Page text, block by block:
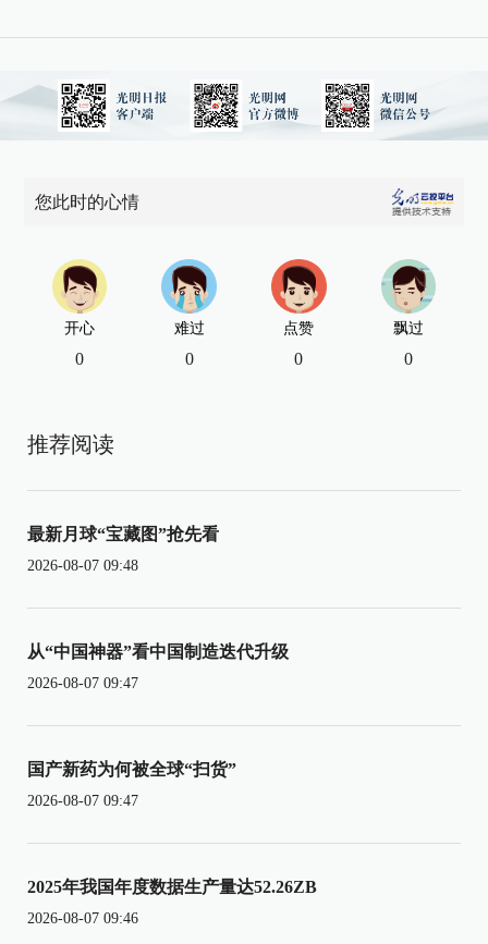
您此时的心情
开心
0
难过
0
点赞
0
飘过
0
推荐阅读
最新月球“宝藏图”抢先看
2026-08-07 09:48
从“中国神器”看中国制造迭代升级
2026-08-07 09:47
国产新药为何被全球“扫货”
2026-08-07 09:47
2025年我国年度数据生产量达52.26ZB
2026-08-07 09:46